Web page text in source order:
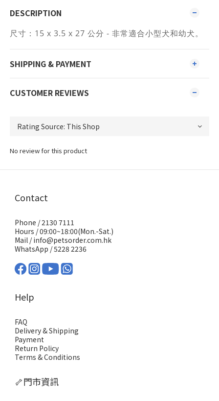
DESCRIPTION
尺寸：15 x 3.5 x 27 公分 - 非常適合小型犬和幼犬。
SHIPPING & PAYMENT
CUSTOMER REVIEWS
No review for this product
Contact
Phone / 2130 7111
Hours / 09:00~18:00(Mon.-Sat.)
Mail / info@petsorder.com.hk
WhatsApp /5228 2236
Help
FAQ
Delivery & Shipping
Payment
Return Policy
Terms & Conditions
🦴門市資訊